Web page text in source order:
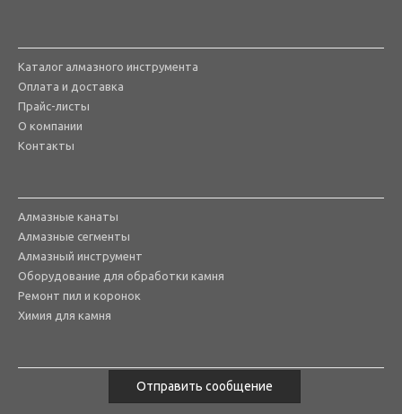
Каталог алмазного инструмента
Оплата и доставка
Прайс-листы
О компании
Контакты
Алмазные канаты
Алмазные сегменты
Алмазный инструмент
Оборудование для обработки камня
Ремонт пил и коронок
Химия для камня
Отправить сообщение